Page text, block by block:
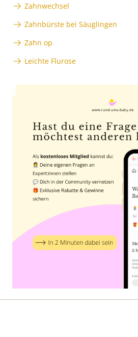
Zahnwechsel
Zahnbürste bei Säuglingen
Zahn op
Leichte Flurose